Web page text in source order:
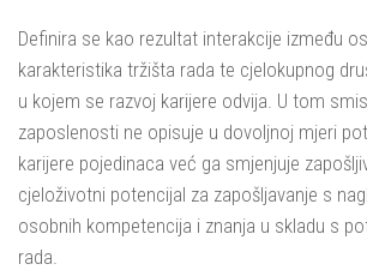
Definira se kao rezultat interakcije između
karakteristika tržišta rada te cjelokupnog
u kojem se razvoj karijere odvija. U tom
zaposlenosti ne opisuje u dovoljnoj mjeri
karijere pojedinaca već ga smjenjuje
cjeloživotni potencijal za zapošljavanje s
osobnih kompetencija i znanja u skladu s
rada.